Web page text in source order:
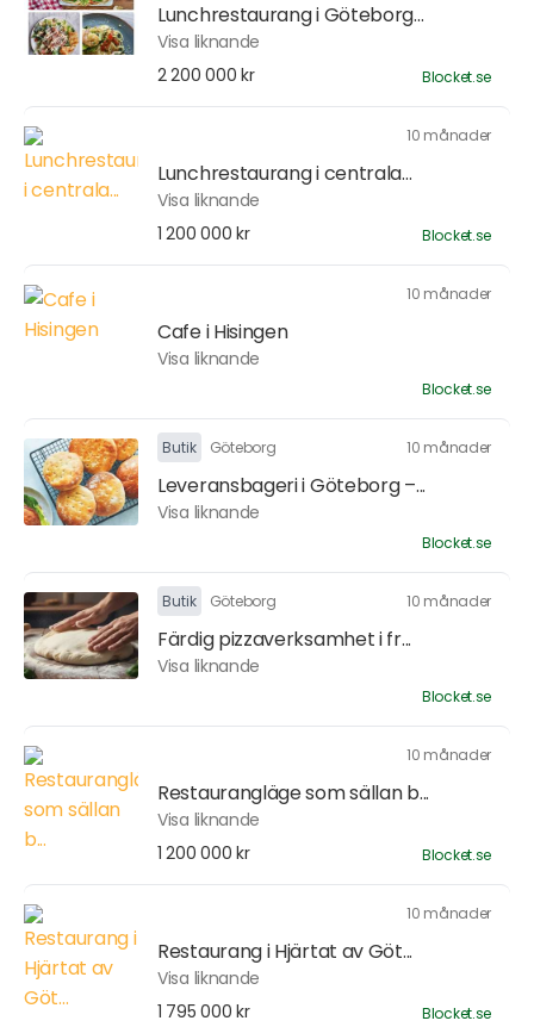
Lunchrestaurang i Göteborg...
Visa liknande
2 200 000 kr
Blocket.se
10 månader
Lunchrestaurang i centrala...
Visa liknande
1 200 000 kr
Blocket.se
10 månader
Cafe i Hisingen
Visa liknande
Blocket.se
Butik Göteborg 10 månader
Leveransbageri i Göteborg –...
Visa liknande
Blocket.se
Butik Göteborg 10 månader
Färdig pizzaverksamhet i fr...
Visa liknande
Blocket.se
10 månader
Restaurangläge som sällan b...
Visa liknande
1 200 000 kr
Blocket.se
10 månader
Restaurang i Hjärtat av Göt...
Visa liknande
1 795 000 kr
Blocket.se